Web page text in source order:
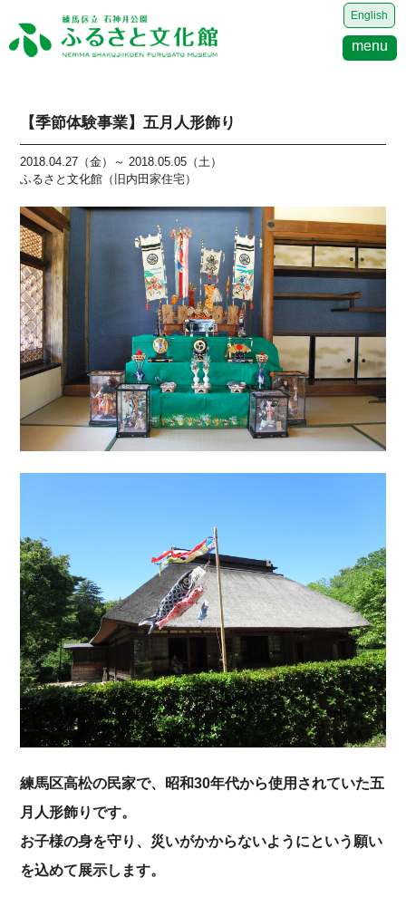
English
menu
【季節体験事業】五月人形飾り
2018.04.27（金）～ 2018.05.05（土）
ふるさと文化館（旧内田家住宅）
練馬区高松の民家で、昭和30年代から使用されていた五
月人形飾りです。
お子様の身を守り、災いがかからないようにという願い
を込めて展示します。